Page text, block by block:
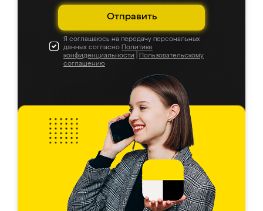
Отправить
Я соглашаюсь на передачу персональных
данных согласно Политике
конфиденциальности
Пользовательскому
соглашению